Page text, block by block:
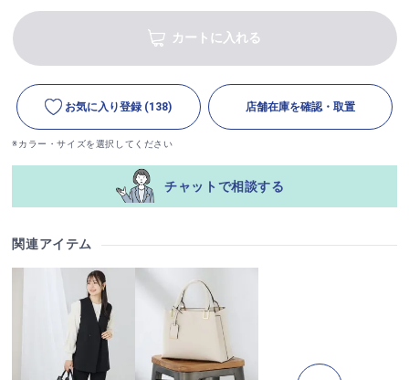
カートに入れる
お気に入り登録 (138) 店舗在庫を確認・取置
※カラー・サイズを選択してください
チャットで相談する
関連アイテム